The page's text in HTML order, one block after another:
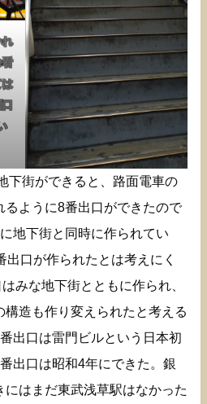
下街ができると、路面電車の
るように8番出口ができたので
地下街と同時に作られてい
出口が作られたとは考えにく
みな地下街とともに作られ、
造も作り変えられたと考える
出口は雷門ビルという日本初
出口は昭和4年にできた。銀
にはまだ東武浅草駅はなかった